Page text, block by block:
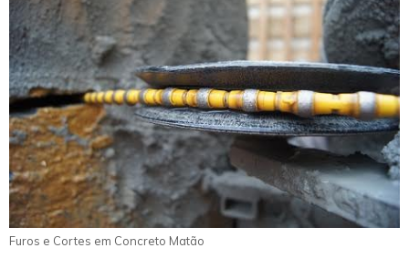
Furos e Cortes em Concreto Matão